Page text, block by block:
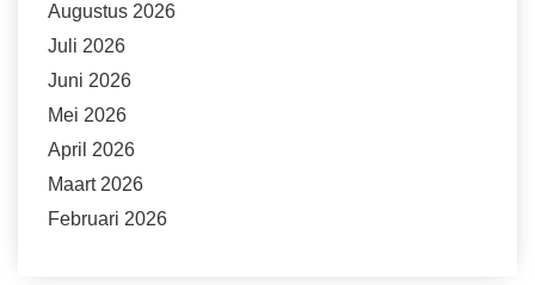
Augustus 2026
Juli 2026
Juni 2026
Mei 2026
April 2026
Maart 2026
Februari 2026